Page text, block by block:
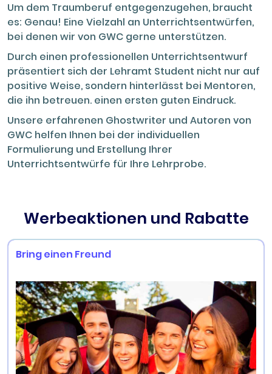
Um dem Traumberuf entgegenzugehen, braucht
es: Genau! Eine Vielzahl an Unterrichtsentwürfen,
bei denen wir von GWC gerne unterstützen.
Durch einen professionellen Unterrichtsentwurf
präsentiert sich der Lehramt Student nicht nur auf
positive Weise, sondern hinterlässt bei Mentoren,
die ihn betreuen. einen ersten guten Eindruck.
Unsere erfahrenen Ghostwriter und Autoren von
GWC helfen Ihnen bei der individuellen
Formulierung und Erstellung Ihrer
Unterrichtsentwürfe für Ihre Lehrprobe.
Werbeaktionen und Rabatte
Bring einen Freund